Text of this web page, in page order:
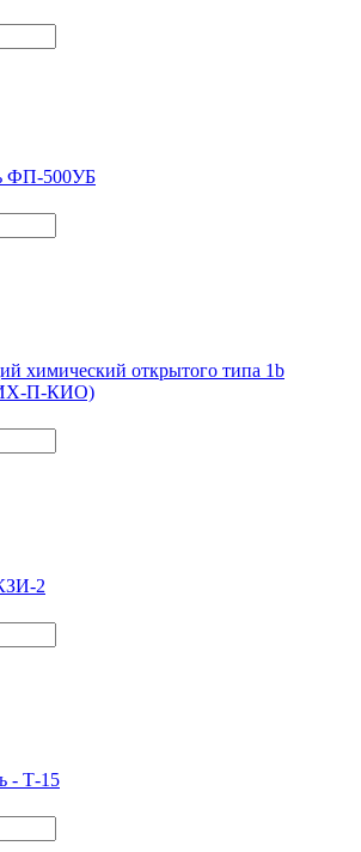
ФП-500УБ
химический открытого типа 1b
П-КИО)
2
- Т-15